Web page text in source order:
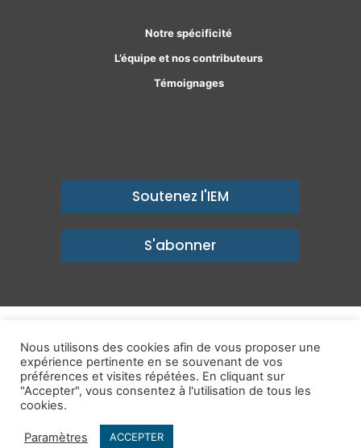
Notre spécificité
L’équipe et nos contributeurs
Témoignages
Soutenez l'IEM
S'abonner
un avenir prospère
Mentions légales-Politique de confidentialité-Contact
Publications
Nous utilisons des cookies afin de vous proposer une
expérience pertinente en se souvenant de vos
préférences et visites répétées. En cliquant sur
"Accepter", vous consentez à l'utilisation de tous les
cookies.
Paramètres ACCEPTER